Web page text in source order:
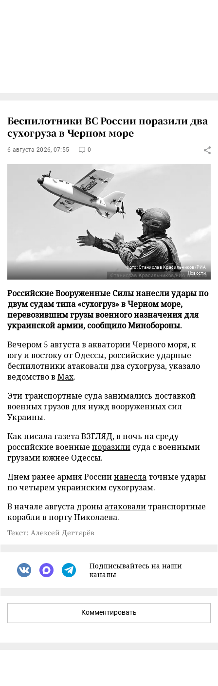
Беспилотники ВС России поразили два
сухогруза в Черном море
6 августа 2026, 07:55 0
Фото: Станислав Красильников/РИА
Новости
Российские Вооруженные Силы нанесли удары по
двум судам типа «сухогруз» в Черном море,
перевозившим грузы военного назначения для
украинской армии, сообщило Минобороны.
Вечером 5 августа в акватории Черного моря, к
югу и востоку от Одессы, российские ударные
беспилотники атаковали два сухогруза, указало
ведомство в Max.
Эти транспортные суда занимались доставкой
военных грузов для нужд вооруженных сил
Украины.
Как писала газета ВЗГЛЯД, в ночь на среду
российские военные поразили суда с военными
грузами южнее Одессы.
Днем ранее армия Россиинанесла точные удары
по четырем украинским сухогрузам.
В начале августа дроны атаковали транспортные
корабли в порту Николаева.
Текст: Алексей Дегтярёв
Подписывайтесь на наши
каналы
Комментировать